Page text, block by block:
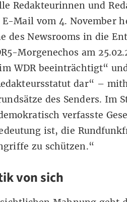
Redakteurinnen und
Mail vom 4. November
des Newsrooms in die
Morgenechos am
WDR beeinträchtigt“
dar“ –
des Senders. Im
verfasste
ist, die
zu schützen.“
von sich